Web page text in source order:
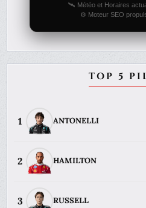
🛰️ Météo et Horaires
⚙️ Moteur SEO
TOP 5
1 ANTONELLI
2 HAMILTON
3 RUSSELL